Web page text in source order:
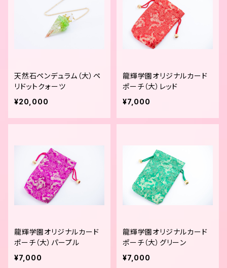
天然石ペンデュラム（大）ペ
リドットクォーツ
¥20,000
龍輝学園オリジナルカード
ポーチ（大）レッド
¥7,000
龍輝学園オリジナルカード
ポーチ（大）パープル
¥7,000
龍輝学園オリジナルカード
ポーチ（大）グリーン
¥7,000